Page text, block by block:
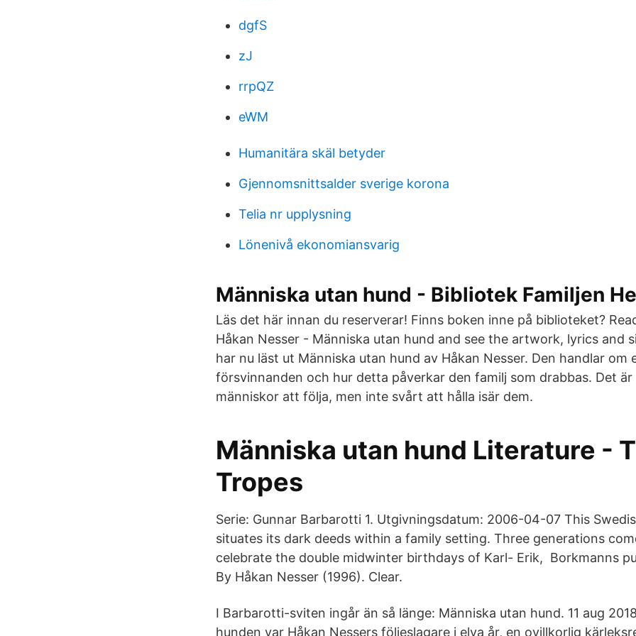
dgfS
zJ
rrpQZ
eWM
Humanitära skäl betyder
Gjennomsnittsalder sverige korona
Telia nr upplysning
Lönenivå ekonomiansvarig
Människa utan hund - Bibliotek Familjen
Läs det här innan du reserverar! Finns boken inne på biblioteket?
Håkan Nesser - Människa utan hund and see the artwork, lyrics and
har nu läst ut Människa utan hund av Håkan Nesser. Den handlar om
försvinnanden och hur detta påverkar den familj som drabbas. Det är
människor att följa, men inte svårt att hålla isär dem.
Människa utan hund Literature -
Tropes
Serie: Gunnar Barbarotti 1. Utgivningsdatum: 2006-04-07 This
situates its dark deeds within a family setting. Three generations
celebrate the double midwinter birthdays of Karl- Erik, Borkmanns
By Håkan Nesser (1996). Clear.
I Barbarotti-sviten ingår än så länge: Människa utan hund. 11 aug
hunden var Håkan Nessers följeslagare i elva år, en ovillkorlig